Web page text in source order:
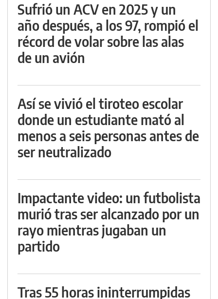
Sufrió un ACV en 2025 y un
año después, a los 97, rompió el
récord de volar sobre las alas
de un avión
Así se vivió el tiroteo escolar
donde un estudiante mató al
menos a seis personas antes de
ser neutralizado
Impactante video: un futbolista
murió tras ser alcanzado por un
rayo mientras jugaban un
partido
Tras 55 horas ininterrumpidas